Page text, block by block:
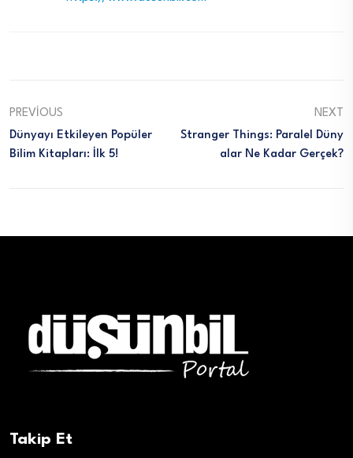
PREVIOUS
Dünyayı Etkileyen Popüler
Bilim Kitapları: İlk 5!
NEXT
Stranger Things: Paralel Düny
Alar Ne Kadar Gerçek?
Takip Et